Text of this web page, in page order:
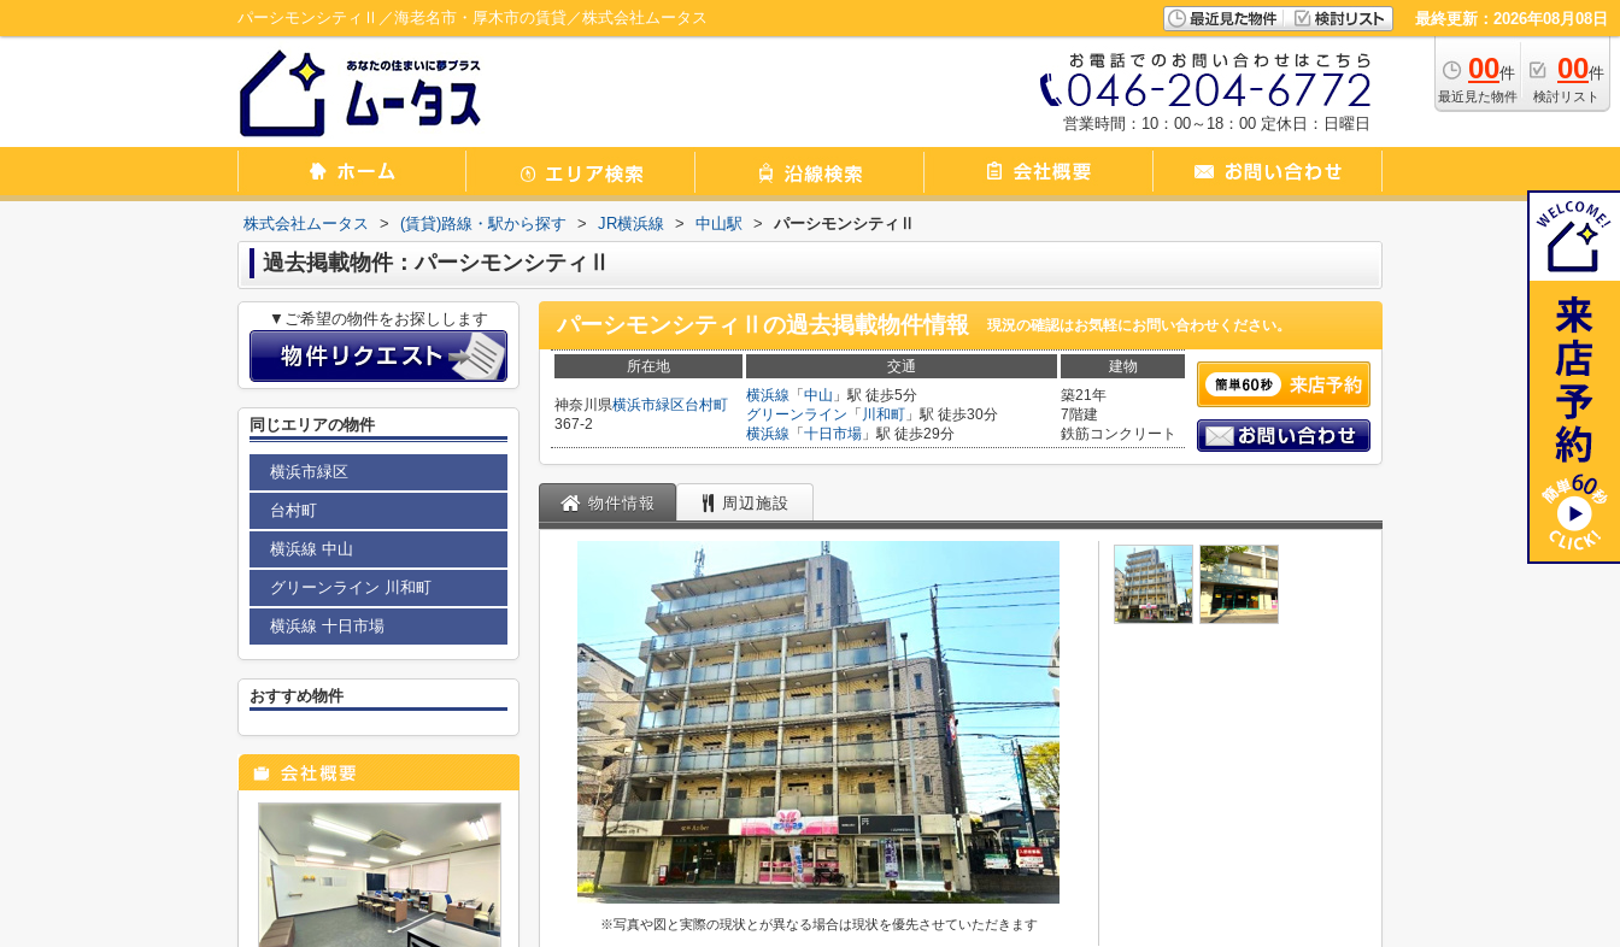
パーシモンシティⅡ／海老名市・厚木市の賃貸／株式会社ムータス 最終更新：2026年08月08日
00件
最近見た物件
00件
検討リスト
営業時間：10：00～18：00 定休日：日曜日
株式会社ムータス > (賃貸)路線・駅から探す > JR横浜線 > 中山駅 > パーシモンシティⅡ
過去掲載物件：パーシモンシティⅡ
パーシモンシティⅡ の過去掲載物件情報 現況の確認はお気軽にお問い合わせください。
所在地 交通 建物
神奈川県横浜市緑区台村町
367-2
横浜線 「 中山 」駅 徒歩5分
グリーンライン 「 川和町 」駅 徒歩30分
横浜線 「 十日市場 」駅 徒歩29分
築21年
7階建
鉄筋コンクリート
物件情報 周辺施設
※写真や図と実際の現状とが異なる場合は現状を優先させていただきます
▼ご希望の物件をお探しします
同じエリアの物件
横浜市緑区
台村町
横浜線 中山
グリーンライン 川和町
横浜線 十日市場
おすすめ物件